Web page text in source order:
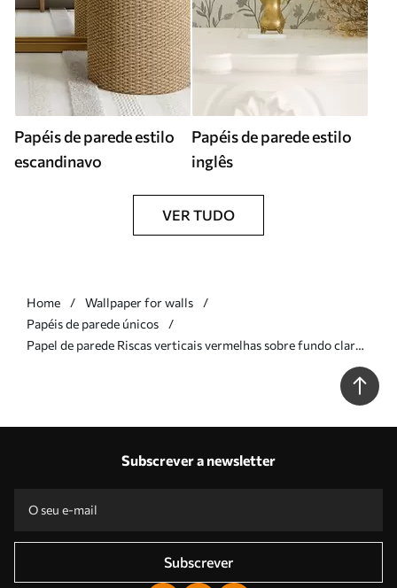
Papéis de parede estilo
escandinavo
Papéis de parede estilo
inglês
VER TUDO
Home
Wallpaper for walls
Papéis de parede únicos
Papel de parede Riscas verticais vermelhas sobre fundo claro
Subscrever a newsletter
Subscrever